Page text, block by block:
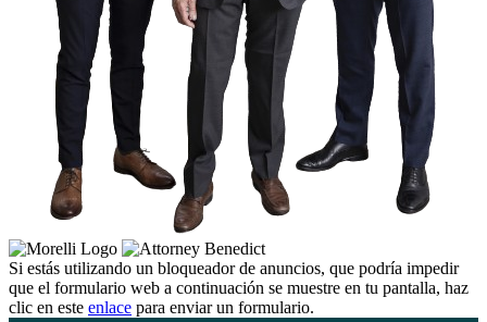
Si estás utilizando un bloqueador de anuncios, que podría impedir
que el formulario web a continuación se muestre en tu pantalla, haz
clic en este enlace para enviar un formulario.